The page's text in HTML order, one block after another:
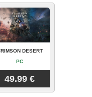
DESERT
PC
49.99 €